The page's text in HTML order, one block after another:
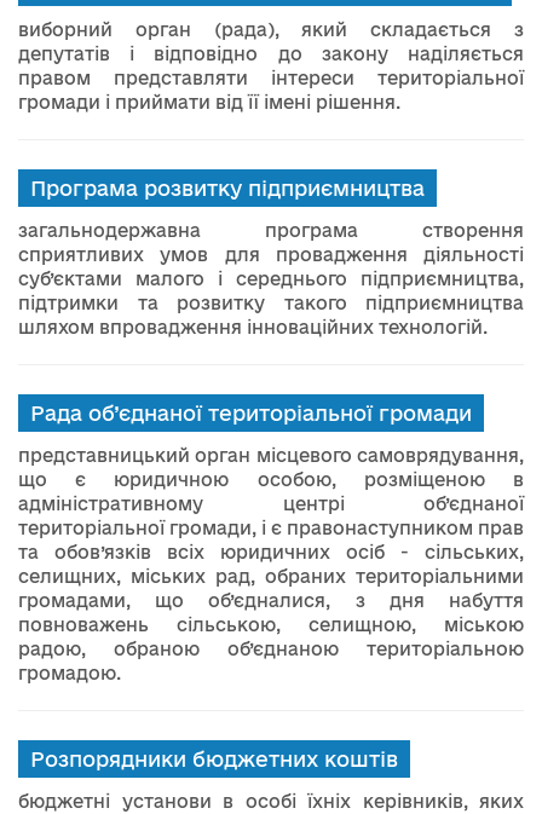
виборний орган (рада), який складається з
депутатів і відповідно до закону наділяється
правом представляти інтереси територіальної
громади і приймати від її імені рішення.
Програма розвитку підприємництва
загальнодержавна програма створення
сприятливих умов для провадження діяльності
суб’єктами малого і середнього підприємництва,
підтримки та розвитку такого підприємництва
шляхом впровадження інноваційних технологій.
Рада об’єднаної територіальної громади
представницький орган місцевого самоврядування,
що є юридичною особою, розміщеною в
адміністративному центрі об’єднаної
територіальної громади, і є правонаступником прав
та обов’язків всіх юридичних осіб - сільських,
селищних, міських рад, обраних територіальними
громадами, що об’єдналися, з дня набуття
повноважень сільською, селищною, міською
радою, обраною об’єднаною територіальною
громадою.
Розпорядники бюджетних коштів
бюджетні установи в особі їхніх керівників, яких